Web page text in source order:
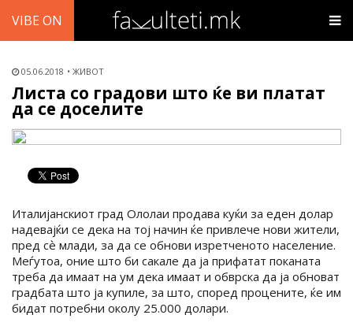
VIBE ON
05.06.2018 ЖИВОТ
Листа со градови што ќе ви платат
да се доселите
Италијанскиот град Ололаи продава куќи за еден долар
надевајќи се дека на тој начин ќе привлече нови жители,
пред сѐ млади, за да се обнови изретченото население.
Меѓутоа, оние што би сакале да ја прифатат поканата
треба да имаат на ум дека имаат и обврска да ја обноват
градбата што ја купиле, за што, според процените, ќе им
бидат потребни околу 25.000 долари.